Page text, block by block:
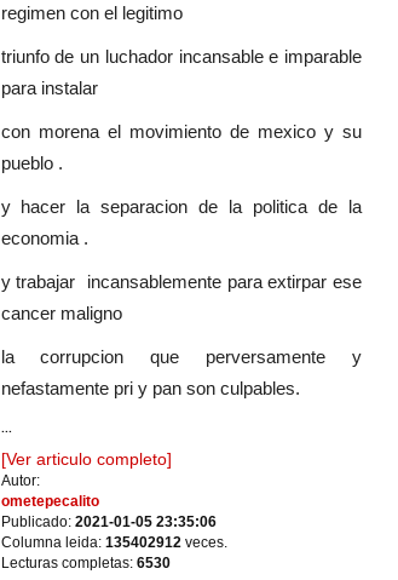
regimen con el legitimo
triunfo de un luchador incansable e imparable
para instalar
con morena el movimiento de mexico y su
pueblo .
y hacer la separacion de la politica de la
economia .
y trabajar incansablemente para extirpar ese
cancer maligno
la corrupcion que perversamente y
nefastamente pri y pan son culpables.
...
[Ver articulo completo]
Autor:
ometepecalito
Publicado: 2021-01-05 23:35:06
Columna leida: 135402912 veces.
Lecturas completas: 6530